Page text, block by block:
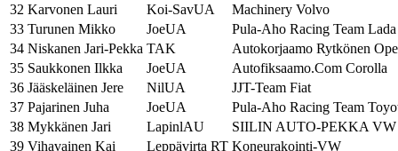
32 Karvonen Lauri Koi-SavUA
Machinery Volvo
33 Turunen Mikko JoeUA
Pula-Aho Racing Team Lada
34 Niskanen Jari-Pekka TAK
Autokorjaamo Rytkönen
35 Saukkonen Ilkka JoeUA
Autofiksaamo.Com Corolla
36 Jääskeläinen Jere NilUA
JJT-Team Fiat
37 Pajarinen Juha JoeUA
Pula-Aho Racing Team
38 Mykkänen Jari LapinlAU
SIILIN AUTO-PEKKA VW
39 Vihavainen Kai Leppävirta RT Koneurakointi-VW